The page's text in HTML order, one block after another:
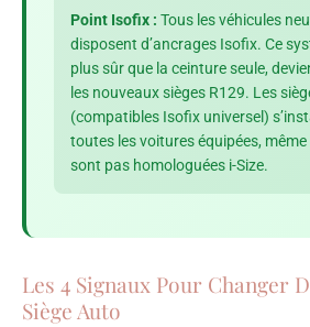
Point Isofix : Tous les véhicules
disposent d’ancrages Isofix. Ce
plus sûr que la ceinture seule,
les nouveaux sièges R129. Les
(compatibles Isofix universel)
toutes les voitures équipées, même
sont pas homologuées i-Size.
Les 4 Signaux Pour Changer
Siège Auto